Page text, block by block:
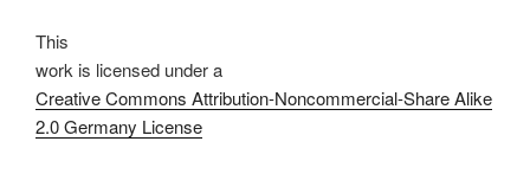
This
work is licensed under a
Creative Commons Attribution-Noncommercial-Share Alike
2.0 Germany License